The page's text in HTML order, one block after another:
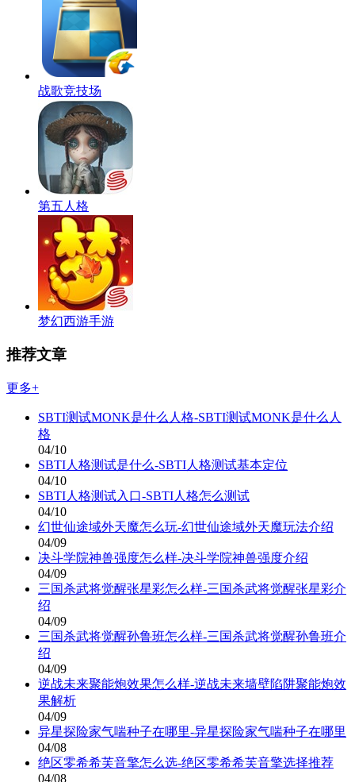
战歌竞技场
第五人格
梦幻西游手游
推荐文章
更多+
SBTI测试MONK是什么人格-SBTI测试MONK是什么人
格
04/10
SBTI人格测试是什么-SBTI人格测试基本定位
04/10
SBTI人格测试入口-SBTI人格怎么测试
04/10
幻世仙途域外天魔怎么玩-幻世仙途域外天魔玩法介绍
04/09
决斗学院神兽强度怎么样-决斗学院神兽强度介绍
04/09
三国杀武将觉醒张星彩怎么样-三国杀武将觉醒张星彩介
绍
04/09
三国杀武将觉醒孙鲁班怎么样-三国杀武将觉醒孙鲁班介
绍
04/09
逆战未来聚能炮效果怎么样-逆战未来墙壁陷阱聚能炮效
果解析
04/09
异星探险家气喘种子在哪里-异星探险家气喘种子在哪里
04/08
绝区零希希芙音擎怎么选-绝区零希希芙音擎选择推荐
04/08